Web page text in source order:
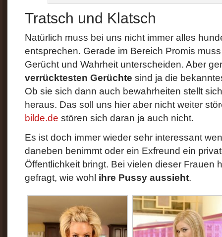
Tratsch und Klatsch
Natürlich muss bei uns nicht immer alles
entsprechen. Gerade im Bereich Promis
Gerücht und Wahrheit unterscheiden. Aber
verrücktesten Gerüchte sind ja die
Ob sie sich dann auch bewahrheiten stellt
heraus. Das soll uns hier aber nicht weiter
bilde.de stören sich daran ja auch nicht.
Es ist doch immer wieder sehr interessant
daneben benimmt oder ein Exfreund ein
Öffentlichkeit bringt. Bei vielen dieser Frauen
gefragt, wie wohl ihre Pussy aussieht.